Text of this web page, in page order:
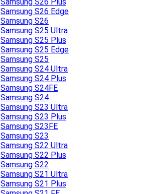
Samsung S26 Edge
Samsung S26
Samsung S25 Ultra
Samsung S25 Plus
Samsung S25 Edge
Samsung S25
Samsung S24 Ultra
Samsung S24 Plus
Samsung S24FE
Samsung S24
Samsung S23 Ultra
Samsung S23 Plus
Samsung S23FE
Samsung S23
Samsung S22 Ultra
Samsung S22 Plus
Samsung S22
Samsung S21 Ultra
Samsung S21 Plus